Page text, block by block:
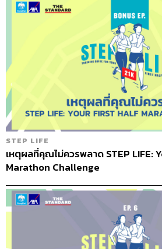
แต่หลังจากนั้นผ่านไป 1-2 วัน เราจำ
เส้นชัยได้ เลยค่อยๆ ลองดูงานวิ่งงานอื่
ฮาล์ฟมาราธอน ซ้อมอย่างต่อเนื่องแล
จนทำสำเร็จที่งานวันแม่ ตรงศูนย์การ
มันคือการวิ่งวนเส้นเดิม 2 รอบ จบรอบ
มาก แต่ก็เดินๆ วิ่งๆ ไปจนจบ หัวใจพอง
ทำได้ เลยวิ่งฮาล์ฟมาราธอนไปเรื่อยๆ แ
มาราธอน คิดว่าถ้าตัวเองวิ่งมาราธอน
มาก อยากทำให้ได้ รู้สึกว่าการได้เหรี
พยายามไปฝึกซ้อมจนกระทั่งได้สมัคร
เป็นครั้งแรก วิ่งไปก็มีคนแจกไฟฉายเพ
มืดมาก รถสิบล้อก็เยอะ เหนื่อย ท้อ จน
อยากกลับบ้านอีกแล้ว พอดีว่าเขามีกองเ
วิ่งๆ ไปต่อ จนในที่สุดจบด้วยเวลา 4 ชั่
น้ำหนักเหลือประมาณ 70 กิโลกรัม ต
รถไม่ได้เพราะขามันเกร็งมากแฟนต้อ
ลง แต่ก็ไม่เคยหยุด เวลาก็ดีขึ้นเรื่อยๆ
เนื่อง
STEP LIFE
เหตุผลที่คุณไม่ควรพลาด STEP LIFE:
Marathon Challenge